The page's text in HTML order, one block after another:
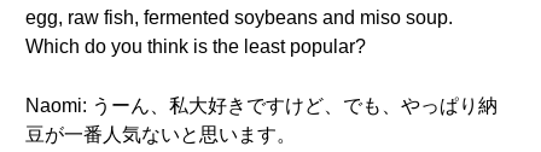
egg, raw fish, fermented soybeans and miso soup.
Which do you think is the least popular?
Naomi: うーん、私大好きですけど、でも、やっぱり納
豆が一番人気ないと思います。